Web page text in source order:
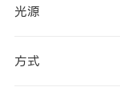
光源
方式